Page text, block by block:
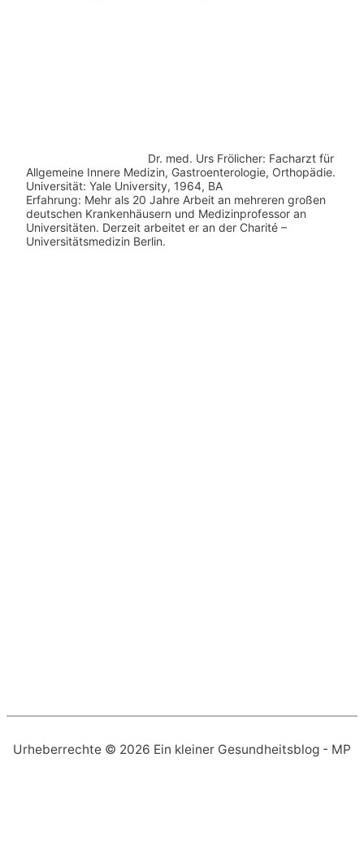
Dr. med. Urs Frölicher: Facharzt für
Allgemeine Innere Medizin, Gastroenterologie, Orthopädie.
Universität: Yale University, 1964, BA
Erfahrung: Mehr als 20 Jahre Arbeit an mehreren großen
deutschen Krankenhäusern und Medizinprofessor an
Universitäten. Derzeit arbeitet er an der Charité –
Universitätsmedizin Berlin.
Urheberrechte © 2026 Ein kleiner Gesundheitsblog - MP